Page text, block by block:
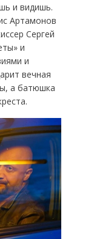
и видишь.
Артамонов
Сергей
и
и
вечная
а батюшка